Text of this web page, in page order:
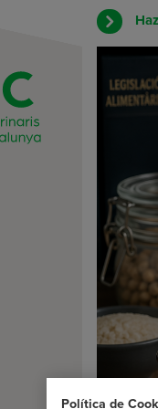
Política de